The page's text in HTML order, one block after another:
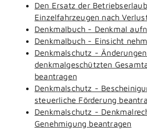
Den Ersatz der
Einzelfahrzeugen nach
Denkmalbuch - Denkmal
Denkmalbuch - Einsicht
Denkmalschutz -
denkmalgeschützten
beantragen
Denkmalschutz -
steuerliche Förderung
Denkmalschutz -
Genehmigung beantragen